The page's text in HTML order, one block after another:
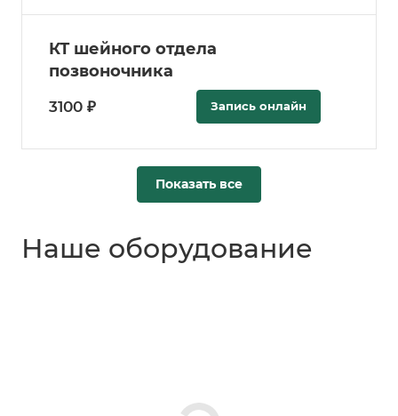
КТ шейного отдела
позвоночника
3100 ₽ Запись онлайн
Показать все
Наше оборудование